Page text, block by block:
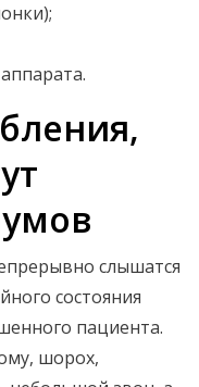
слышатся
состояния
пациента.
шорох,